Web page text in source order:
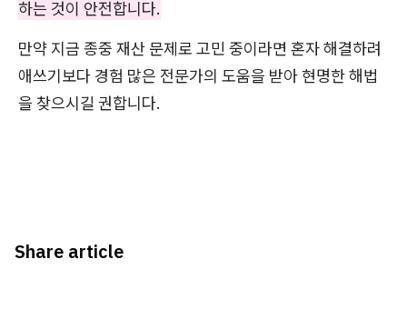
하는 것이 안전합니다.
만약 지금 종중 재산 문제로 고민 중이라면 혼자 해결하려
애쓰기보다 경험 많은 전문가의 도움을 받아 현명한 해법
을 찾으시길 권합니다.
Share article